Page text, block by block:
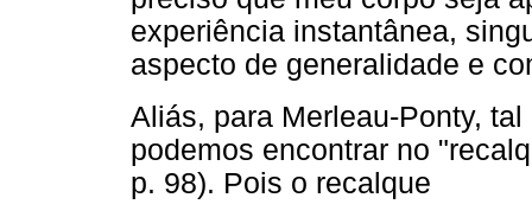
experiência instantânea,
aspecto de generalidade e
Aliás, para Merleau-Ponty,
podemos encontrar no
p. 98). Pois o recalque